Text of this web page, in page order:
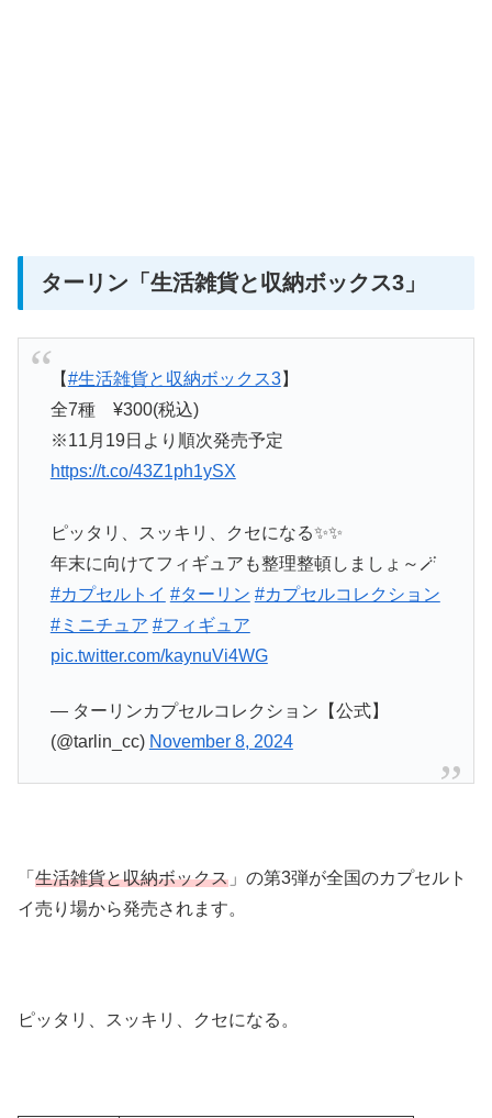
ターリン 「生活雑貨と収納ボックス3」
【#生活雑貨と収納ボックス3】
全7種 ¥300(税込)
※11月19日より順次発売予定
https://t.co/43Z1ph1ySX
ピッタリ、スッキリ、クセになる✨✨
年末に向けてフィギュアも整理整頓しましょ～🪄
#カプセルトイ #ターリン #カプセルコレクション
#ミニチュア #フィギュア
pic.twitter.com/kaynuVi4WG
— ターリンカプセルコレクション【公式】
(@tarlin_cc) November 8, 2024
「 生活雑貨と収納ボックス 」の第3弾が全国のカプセルト
イ売り場から発売されます。
ピッタリ、スッキリ、クセになる。